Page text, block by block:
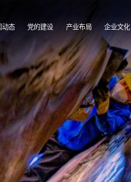
动态 党的建设 产业布局 企业文化